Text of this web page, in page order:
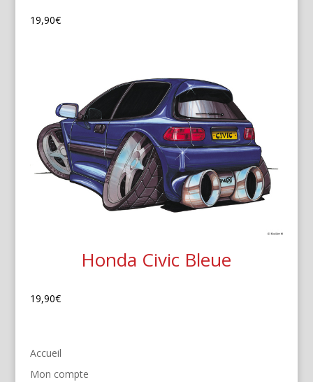
19,90€
Honda Civic Bleue
19,90€
Accueil
Mon compte